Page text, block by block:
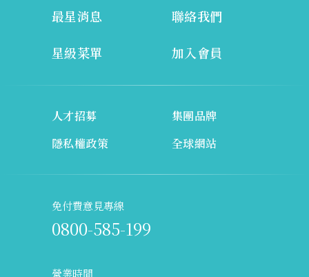
免付費意見專線
0800-585-199
營業時間
最星消息
星級菜單
聯絡我們
加入會員
人才招募
集團品牌
隱私權政策
全球網站